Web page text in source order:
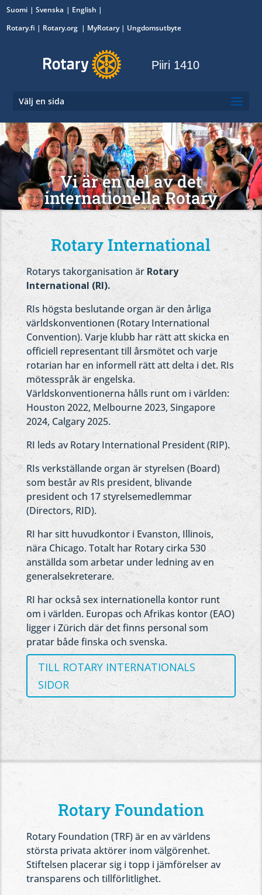
Suomi Svenska
English
Rotary.fi | Rotary.org | MyRotary| Ungdomsutbyte
Piiri 1410
Välj en sida
Vi är en del av det
internationella Rotary
Rotary International
Rotarys takorganisation är Rotary
International (RI).
RIs högsta beslutande organ är den årliga
världskonventionen (Rotary International
Convention). Varje klubb har rätt att skicka en
officiell representant till årsmötet och varje
rotarian har en informell rätt att delta i det. RIs
mötesspråk är engelska.
Världskonventionerna hålls runt om i världen:
Houston 2022, Melbourne 2023, Singapore
2024, Calgary 2025.
RI leds av Rotary International President (RIP).
RIs verkställande organ är styrelsen (Board)
som består av RIs president, blivande
president och 17 styrelsemedlemmar
(Directors, RID).
RI har sitt huvudkontor i Evanston, Illinois,
nära Chicago. Totalt har Rotary cirka 530
anställda som arbetar under ledning av en
generalsekreterare.
RI har också sex internationella kontor runt
om i världen. Europas och Afrikas kontor (EAO)
ligger i Zürich där det finns personal som
pratar både finska och svenska.
TILL ROTARY INTERNATIONALS
SIDOR
Rotary Foundation
Rotary Foundation (TRF) är en av världens
största privata aktörer inom välgörenhet.
Stiftelsen placerar sig i topp i jämförelser av
transparens och tillförlitlighet.